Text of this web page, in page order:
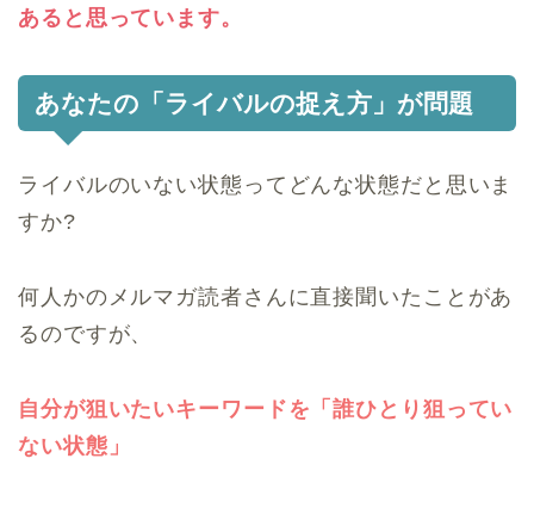
あると思っています。
あなたの「ライバルの捉え方」が問題
ライバルのいない状態ってどんな状態だと思いま
すか?
何人かのメルマガ読者さんに直接聞いたことがあ
るのですが、
自分が狙いたいキーワードを「誰ひとり狙ってい
ない状態」